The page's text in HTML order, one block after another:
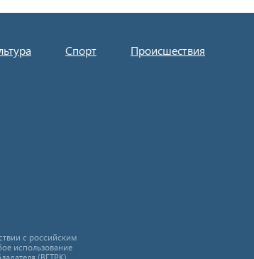
Спорт Происшествия
с российским
использование